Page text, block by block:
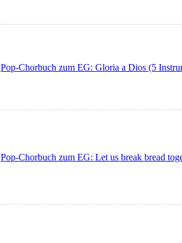
Pop-Chorbuch zum EG: Gloria a Dios (5
Pop-Chorbuch zum EG: Let us break bread